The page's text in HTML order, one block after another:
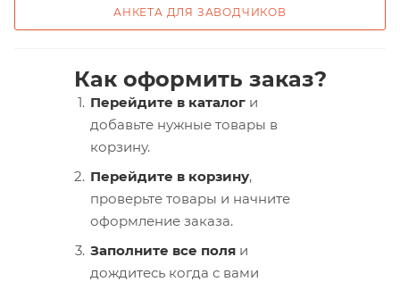
АНКЕТА ДЛЯ ЗАВОДЧИКОВ
Как оформить заказ?
Перейдите в каталог и
добавьте нужные товары в
корзину.
Перейдите в корзину,
проверьте товары и начните
оформление заказа.
Заполните все поля и
дождитесь когда с вами